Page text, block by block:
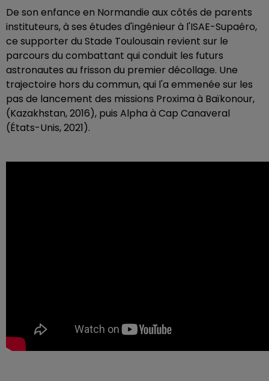
De son enfance en Normandie aux côtés de parents
instituteurs, à ses études d'ingénieur à l'ISAE-Supaéro,
ce supporter du Stade Toulousain revient sur le
parcours du combattant qui conduit les futurs
astronautes au frisson du premier décollage. Une
trajectoire hors du commun, qui l'a emmenée sur les
pas de lancement des missions Proxima à Baïkonour,
(Kazakhstan, 2016), puis Alpha à Cap Canaveral
(États-Unis, 2021).